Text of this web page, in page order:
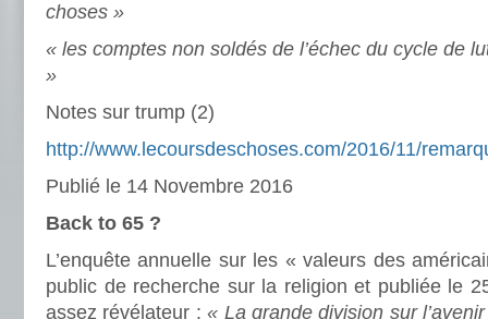
choses »
« les comptes non soldés de l’échec du cycle de
»
Notes sur trump (2)
http://www.lecoursdeschoses.com/2016/11/
Publié le 14 Novembre 2016
Back to 65 ?
L’enquête annuelle sur les « valeurs des
public de recherche sur la religion et publiée le
assez révélateur :« La grande division sur